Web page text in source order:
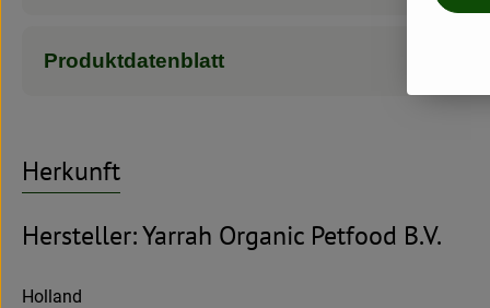
Produktdatenblatt
Herkunft
Hersteller: Yarrah Organic Petfood B.V.
Holland